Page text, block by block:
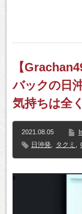
【
バックの日
気持ちは全
2021.08.05
日沖発
タクミ